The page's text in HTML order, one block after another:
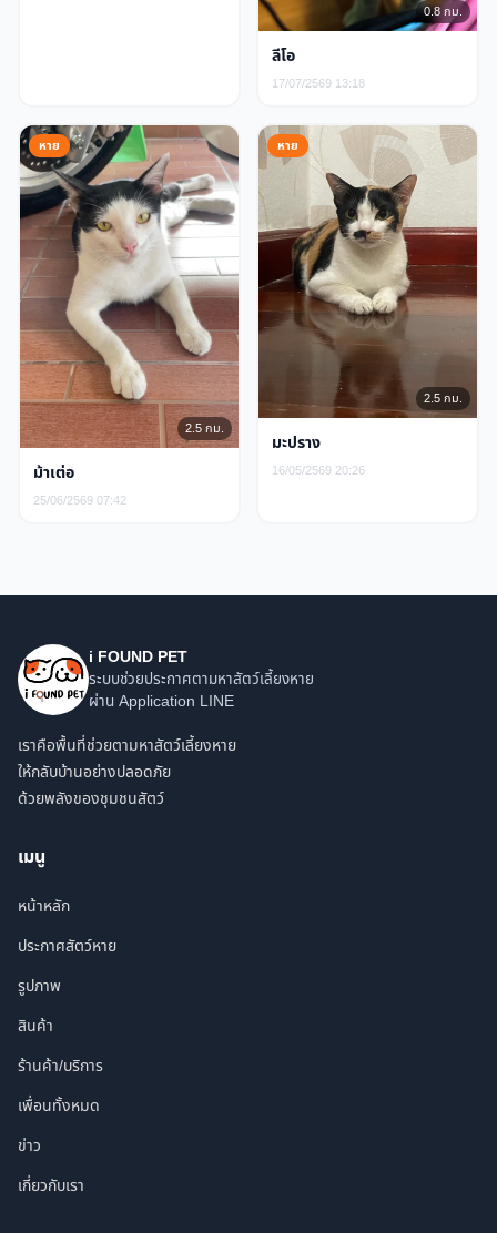
0.8 กม.
ลีโอ
17/07/2569 13:18
หาย
2.5 กม.
ม้าเต่อ
25/06/2569 07:42
หาย
2.5 กม.
มะปราง
16/05/2569 20:26
i FOUND PET
ระบบช่วยประกาศตามหาสัตว์เลี้ยงหาย
ผ่าน Application LINE
เราคือพื้นที่ช่วยตามหาสัตว์เลี้ยงหาย
ให้กลับบ้านอย่างปลอดภัย
ด้วยพลังของชุมชนสัตว์
เมนู
หน้าหลัก
ประกาศสัตว์หาย
รูปภาพ
สินค้า
ร้านค้า/บริการ
เพื่อนทั้งหมด
ข่าว
เกี่ยวกับเรา